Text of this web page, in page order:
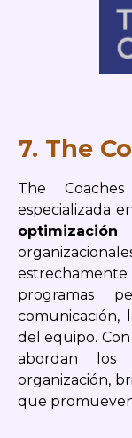
7. The
The
especializada
programas
comunicación,
del equipo.
abordan los
organización,
que